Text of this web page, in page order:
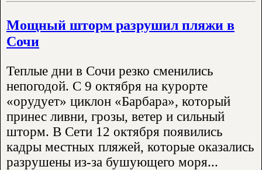
Мощный шторм разрушил пляжи в
Сочи
Теплые дни в Сочи резко сменились
непогодой. С 9 октября на курорте
«орудует» циклон «Барбара», который
принес ливни, грозы, ветер и сильный
шторм. В Сети 12 октября появились
кадры местных пляжей, которые оказались
разрушены из-за бушующего моря...